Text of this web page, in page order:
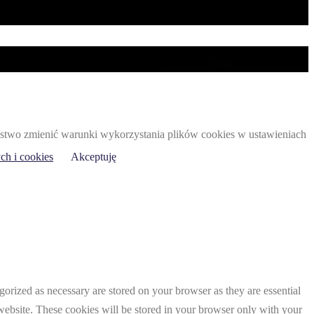
zmienić warunki wykorzystania plików cookies w ustawieniach
i cookies Akceptuję
as necessary are stored on your browser as they are essential
These cookies will be stored in your browser only with your